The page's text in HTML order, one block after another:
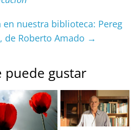
nuestra biblioteca: Pereg
de Roberto Amado →
puede gustar